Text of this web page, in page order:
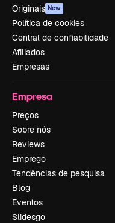
Originais New
Política de cookies
Central de confiabilidade
Afiliados
Empresas
Empresa
Preços
Sobre nós
Reviews
Emprego
Tendências de pesquisa
Blog
Eventos
Slidesgo